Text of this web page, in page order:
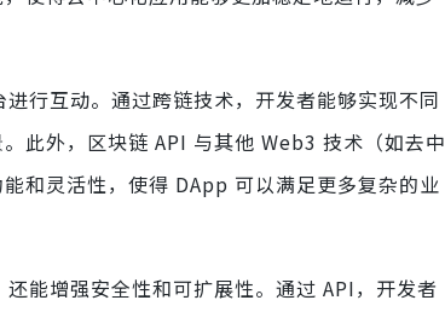
行互动。通过跨链技术，开发者能够实现不同
此外，区块链 API 与其他 Web3 技术（如去中
和灵活性，使得 DApp 可以满足更多复杂的业
能增强安全性和可扩展性。通过 API，开发者